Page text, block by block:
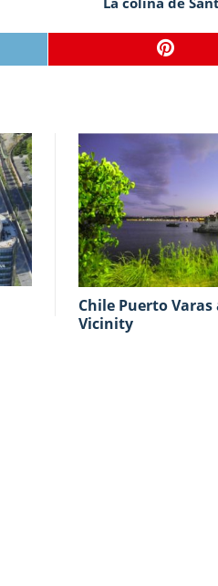
Chile Puerto Varas and
Vicinity